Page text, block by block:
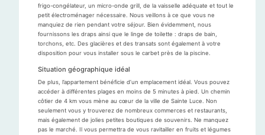
frigo-congélateur, un micro-onde grill, de la vaisselle adéquate et tout le
petit électroménager nécessaire. Nous veillons à ce que vous ne
manquiez de rien pendant votre séjour. Bien évidemment, nous
fournissons les draps ainsi que le linge de toilette : draps de bain,
torchons, etc. Des glacières et des transats sont également à votre
disposition pour vous installer sous le carbet près de la piscine.
Situation géographique idéal
De plus, l’appartement bénéficie d’un emplacement idéal. Vous pouvez
accéder à différentes plages en moins de 5 minutes à pied. Un chemin
côtier de 4 km vous mène au cœur de la ville de Sainte Luce. Non
seulement vous y trouverez de nombreux commerces et restaurants,
mais également de jolies petites boutiques de souvenirs. Ne manquez
pas le marché. Il vous permettra de vous ravitailler en fruits et légumes